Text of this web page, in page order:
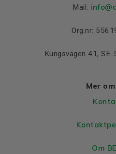
Mail:
Org.nr:
Kungsvägen 41,
Mer
Om